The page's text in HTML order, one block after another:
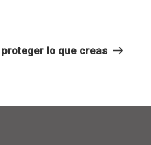
lo que creas